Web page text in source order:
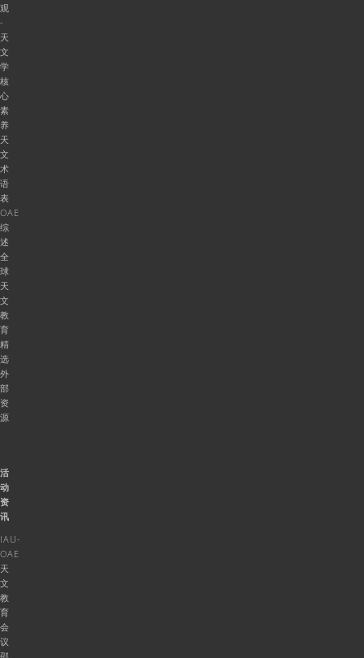
观
-
天
文
学
核
心
素
养
天
文
术
语
表
OAE
综
述
全
球
天
文
教
育
精
选
外
部
资
源
活
动
资
讯
IAU-
OAE
天
文
教
育
会
议